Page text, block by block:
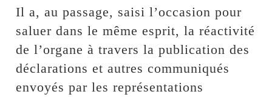
Il a, au passage, saisi l’occasion pour
saluer dans le même esprit, la réactivité
de l’organe à travers la publication des
déclarations et autres communiqués
envoyés par les représentations